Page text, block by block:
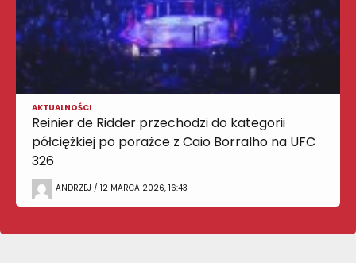
AKTUALNOŚCI
Reinier de Ridder przechodzi do kategorii
półciężkiej po porażce z Caio Borralho na UFC
326
ANDRZEJ / 12 MARCA 2026, 16:43